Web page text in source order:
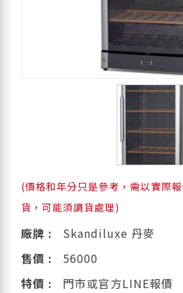
(價格和年分只是參考，需以實際
貨，可能須調貨處理)
廠牌 :
Skandiluxe 丹麥
售價 :
56000
特價 :
門市或官方LINE報價